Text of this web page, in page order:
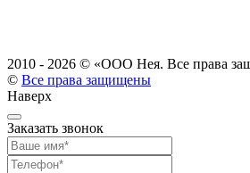
2010 - 2026 © «ООО Нея. Все права
© Все права защищены
Наверх
Заказать звонок